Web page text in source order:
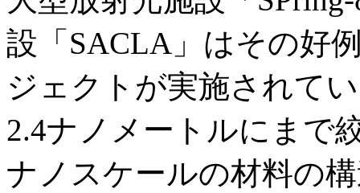
設「SACLA」はその好
ジェクトが実施されて
2.4ナノメートルにまで
ナノスケールの材料の